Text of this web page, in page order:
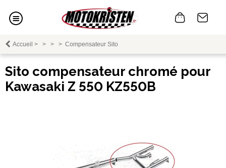
Accueil > > > > Compensateur Sito
Sito compensateur chromé pour
Kawasaki Z 550 KZ550B